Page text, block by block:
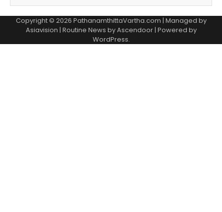
Copyright © 2026 PathanamthittaVartha.com | Managed by
Asiavision | Routine News byAscendoor| Powered by
WordPress.